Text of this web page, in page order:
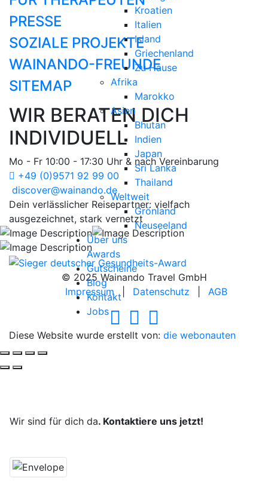
Kroatien
Italien
Island
Griechenland
Zu Hause
Afrika
Marokko
Asien
Bhutan
Indien
Japan
Sri Lanka
Thailand
Weltweit
Grönland
Neuseeland
Über uns
Awards
Gutscheine
Blog
Kontakt
Jobs
PRESSE
SOZIALE PROJEKTE
WAINANDO-FREUNDE
SITEMAP
WIR BERATEN DICH
INDIVIDUELL
Mo - Fr 10:00 - 17:30 Uhr & nach Vereinbarung
+49 (0)9571 92 99 00
discover@wainando.de
Dein verlässlicher Reisepartner: vielfach
ausgezeichnet, stark vernetzt
© 2025 Wainando Travel GmbH
Impressum
Datenschutz AGB
Diese Website wurde erstellt von: die webonauten
Wir sind für dich da. Kontaktiere uns jetzt!